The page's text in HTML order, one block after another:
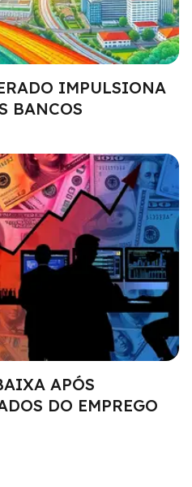
IMPULSIONA
BANCOS
APÓS
DO EMPREGO